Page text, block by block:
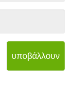
υποβάλλουν